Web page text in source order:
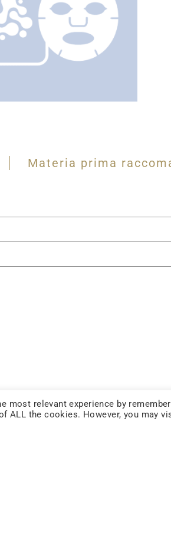
Materia prima
most relevant experience by
ALL the cookies. However, you may